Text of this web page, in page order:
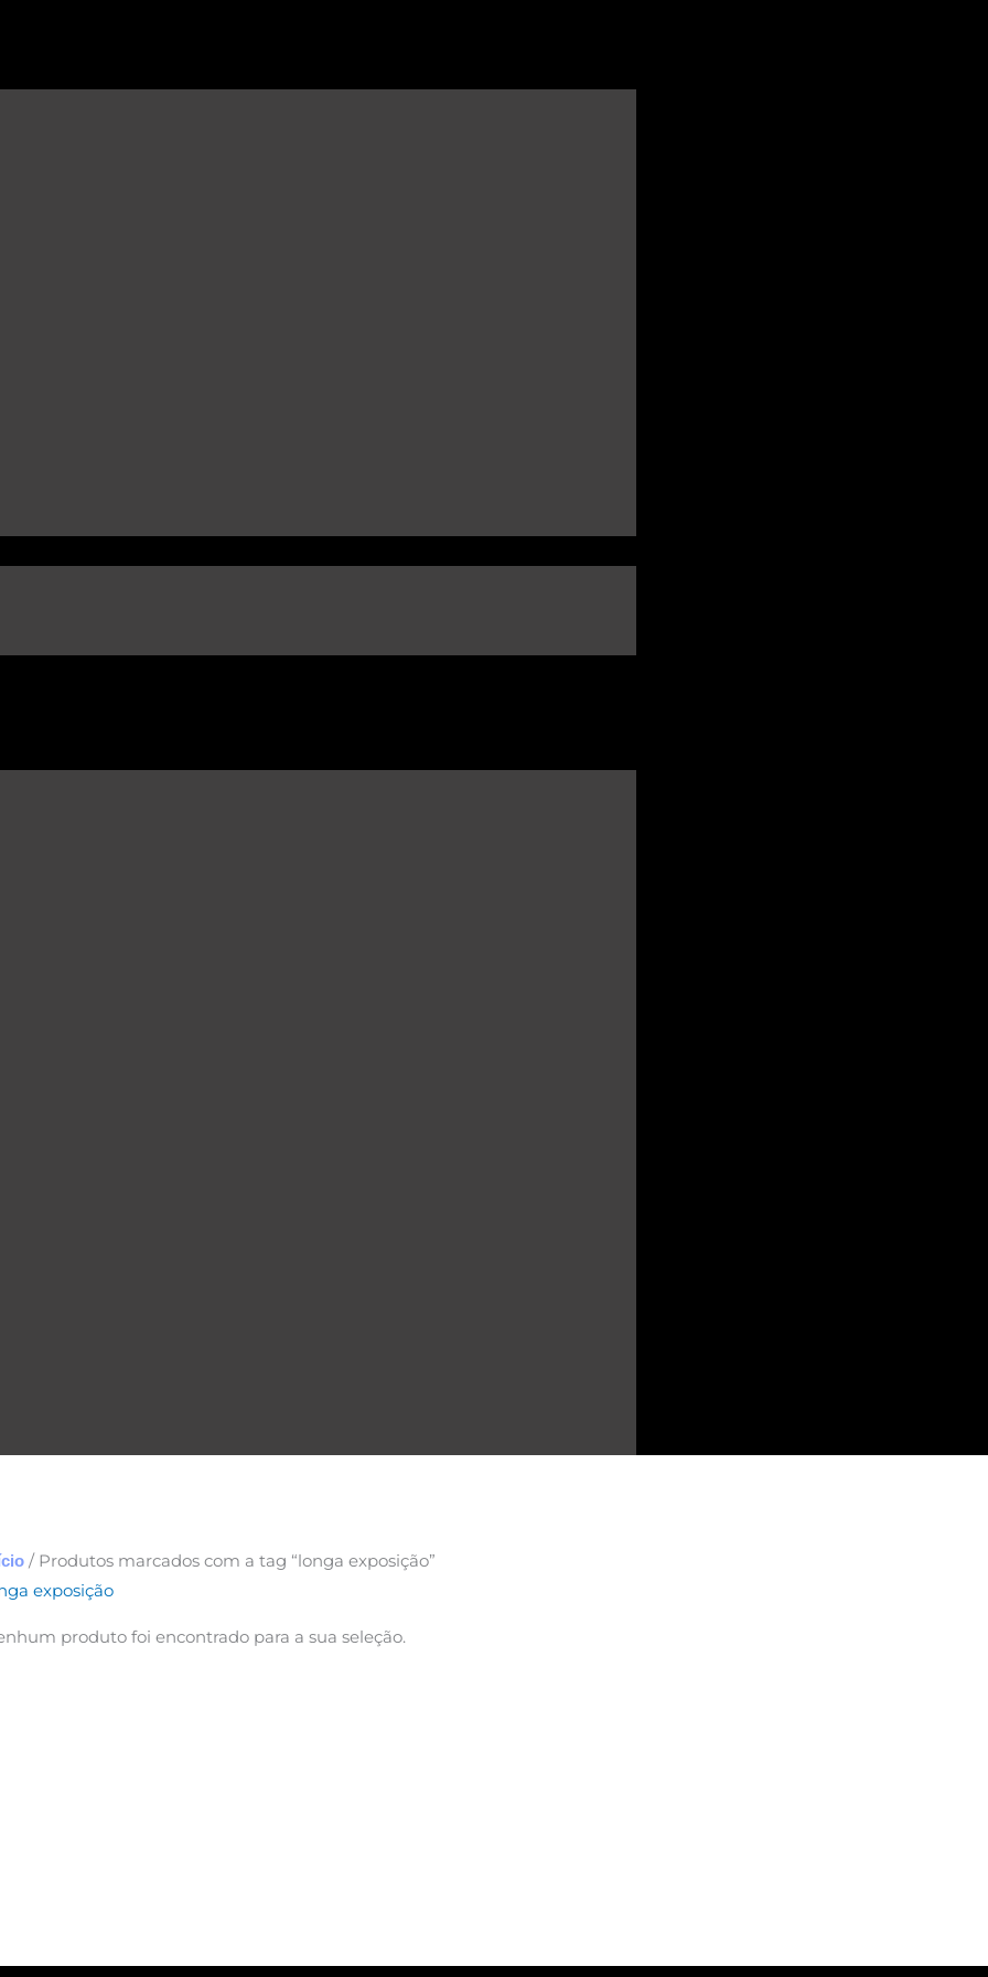
/ Produtos marcados com a tag “longa exposição”
exposição
produto foi encontrado para a sua seleção.